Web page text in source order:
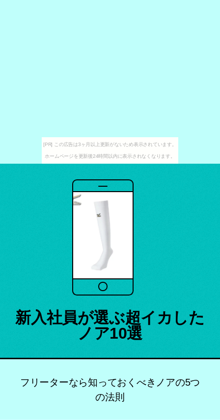
[PR] この広告は3ヶ月以上更新がないため表示されています。
ホームページを更新後24時間以内に表示されなくなります。
新入社員が選ぶ超イカした
ノア10選
フリーターなら知っておくべきノアの5つ
の法則